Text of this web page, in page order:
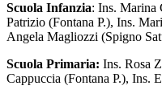
Scuola Infanzia: Ins. Marina
Patrizio (Fontana P.), Ins.
Angela Magliozzi (Spigno
Scuola Primaria: Ins. Rosa
Cappuccia (Fontana P.), Ins.